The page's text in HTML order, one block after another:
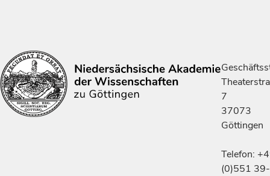
7
37073
Göttingen
Telefon:
(0)551 39-